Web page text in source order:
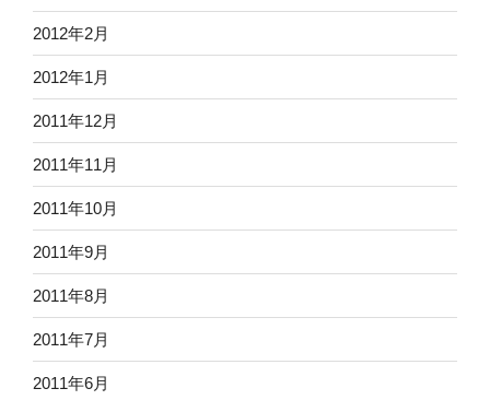
2012年2月
2012年1月
2011年12月
2011年11月
2011年10月
2011年9月
2011年8月
2011年7月
2011年6月